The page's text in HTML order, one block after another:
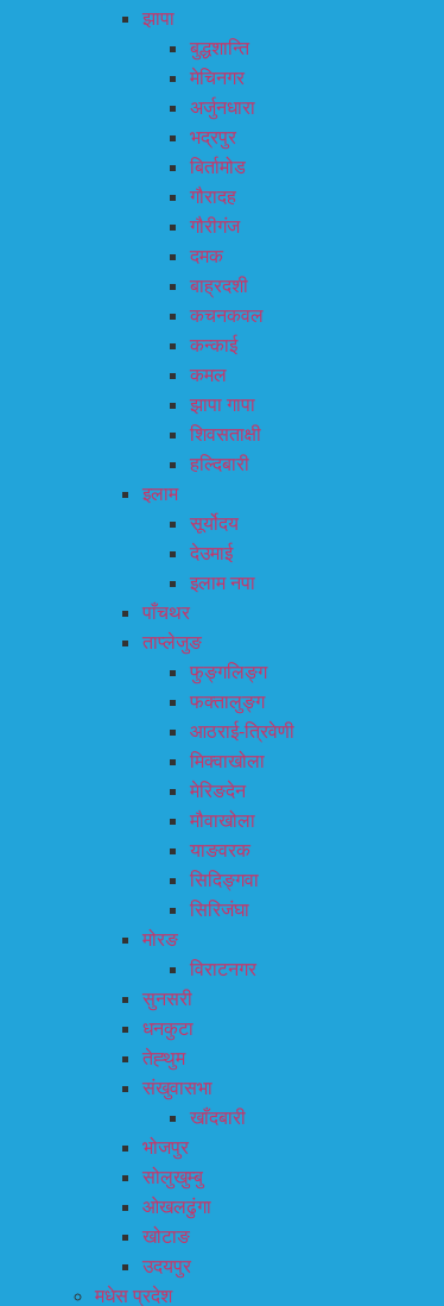
झापा
बुद्धशान्ति
मेचिनगर
अर्जुनधारा
भद्रपुर
बिर्तामोड
गौरादह
गौरीगंज
दमक
बाह्रदशी
कचनकवल
कन्काई
कमल
झापा गापा
शिवसताक्षी
हल्दिबारी
इलाम
सूर्योदय
देउमाई
इलाम नपा
पाँचथर
ताप्लेजुङ
फुङ्गलिङ्ग
फक्तालुङ्ग
आठराई-त्रिवेणी
मिक्वाखोला
मेरिङदेन
मौवाखोला
याङवरक
सिदिङ्गवा
सिरिजंघा
मोरङ
विराटनगर
सुनसरी
धनकुटा
तेह्थुम
संखुवासभा
खाँदबारी
भोजपुर
सोलुखुम्बु
ओखलढुंगा
खोटाङ
उदयपुर
मधेस प्रदेश